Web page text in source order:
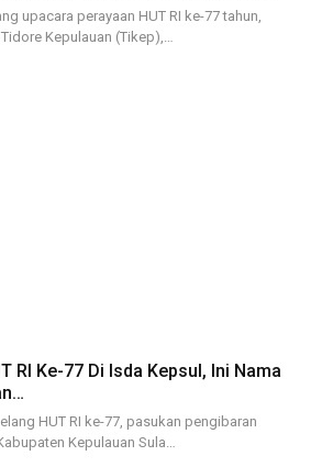
upacara perayaan HUT RI ke-77 tahun,
Kepulauan (Tikep),…
RI Ke-77 Di Isda Kepsul, Ini Nama
HUT RI ke-77, pasukan pengibaran
Kepulauan Sula…